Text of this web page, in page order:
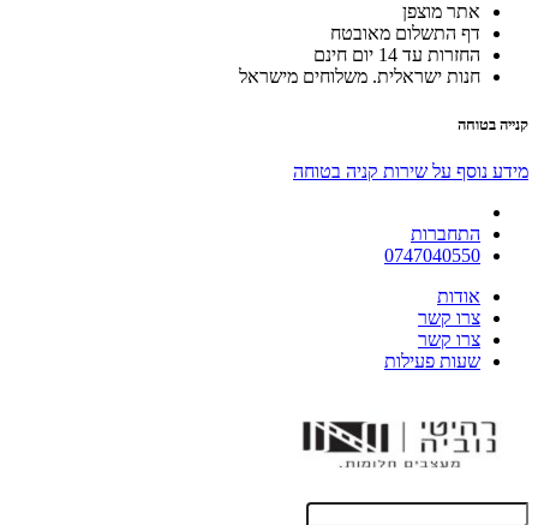
אתר מוצפן
דף התשלום מאובטח
החזרות עד 14 יום חינם
חנות ישראלית. משלוחים מישראל
קנייה בטוחה
מידע נוסף על שירות קניה בטוחה
התחברות
0747040550
אודות
צרו קשר
צרו קשר
שעות פעילות